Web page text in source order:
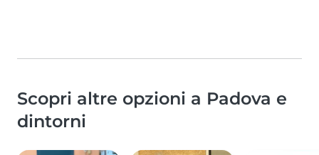
Scopri altre opzioni a Padova e
dintorni